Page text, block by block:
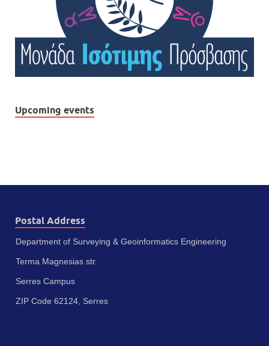
Upcoming events
Postal Address
Department of Surveying & Geoinformatics Engineering
Terma Magnesias str.
Serres Campus
ZIP Code 62124, Serres